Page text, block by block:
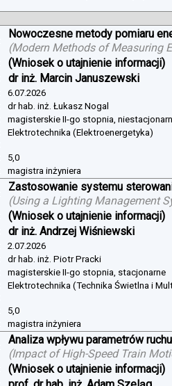
Nowoczesne metody pomiaru
(Modern Methods of Measuring
(Wniosek o utajnienie informacji)
dr inż. Marcin Januszewski
6.07.2026
dr hab. inż. Łukasz Nogal
magisterskie II-go stopnia,
Elektrotechnika (Elektroenergetyka)
5,0
magistra inżyniera
Zastosowanie systemu
(Using a Lighting Management
(Wniosek o utajnienie informacji)
dr inż. Andrzej Wiśniewski
2.07.2026
dr hab. inż. Piotr Pracki
magisterskie II-go stopnia, stacjonarne
Elektrotechnika (Technika Świetlna i
5,0
magistra inżyniera
Analiza wpływu parametrów
(Impact of High-Speed Train
(Wniosek o utajnienie informacji)